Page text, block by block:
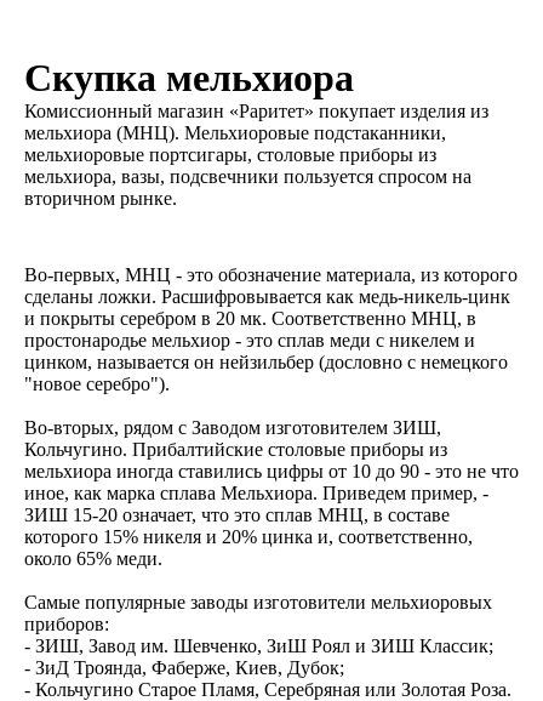
Скупка мельхиора
Комиссионный магазин «Раритет» покупает изделия из
мельхиора (МНЦ). Мельхиоровые подстаканники,
мельхиоровые портсигары, столовые приборы из
мельхиора, вазы, подсвечники пользуется спросом на
вторичном рынке.
Во-первых, МНЦ - это обозначение материала, из которого
сделаны ложки. Расшифровывается как медь-никель-цинк
и покрыты серебром в 20 мк. Соответственно МНЦ, в
простонародье мельхиор - это сплав меди с никелем и
цинком, называется он нейзильбер (дословно с немецкого
"новое серебро").
Во-вторых, рядом с Заводом изготовителем ЗИШ,
Кольчугино. Прибалтийские столовые приборы из
мельхиора иногда ставились цифры от 10 до 90 - это не что
иное, как марка сплава Мельхиора. Приведем пример, -
ЗИШ 15-20 означает, что это сплав МНЦ, в составе
которого 15% никеля и 20% цинка и, соответственно,
около 65% меди.
Самые популярные заводы изготовители мельхиоровых
приборов:
- ЗИШ, Завод им. Шевченко, ЗиШ Роял и ЗИШ Классик;
- ЗиД Троянда, Фаберже, Киев, Дубок;
- Кольчугино Старое Пламя, Серебряная или Золотая Роза.